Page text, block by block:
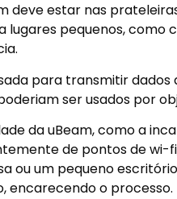
deve estar nas
lugares pequenos, como
para transmitir dados
ser usados por
da uBeam, como a
de pontos de wi-
ou um pequeno
encarecendo o processo.